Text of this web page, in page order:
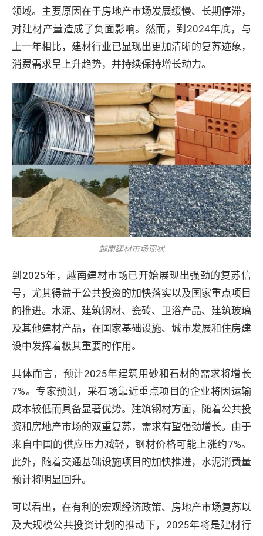
领域。主要原因在于房地产市场发展缓慢、长期停滞，
对建材产量造成了负面影响。然而，到2024年底，与
上一年相比，建材行业已显现出更加清晰的复苏迹象，
消费需求呈上升趋势，并持续保持增长动力。
越南建材市场现状
到2025年，越南建材市场已开始展现出强劲的复苏信
号，尤其得益于公共投资的加快落实以及国家重点项目
的推进。水泥、建筑钢材、瓷砖、卫浴产品、建筑玻璃
及其他建材产品，在国家基础设施、城市发展和住房建
设中发挥着极其重要的作用。
具体而言，预计2025年建筑用砂和石材的需求将增长
7%。专家预测，采石场靠近重点项目的企业将因运输
成本较低而具备显著优势。建筑钢材方面，随着公共投
资和房地产市场的双重复苏，需求有望强劲增长。由于
来自中国的供应压力减轻，钢材价格可能上涨约7%。
此外，随着交通基础设施项目的加快推进，水泥消费量
预计将明显回升。
可以看出，在有利的宏观经济政策、房地产市场复苏以
及大规模公共投资计划的推动下，2025年将是建材行